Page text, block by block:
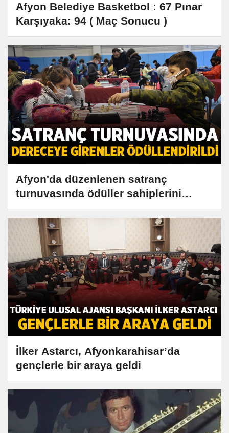
Afyon Belediye Basketbol : 67 Pınar
Karşıyaka: 94 ( Maç Sonucu )
Afyon'da düzenlenen satranç
turnuvasında ödüller sahiplerini
buldu!
İlker Astarcı, Afyonkarahisar’da
gençlerle bir araya geldi